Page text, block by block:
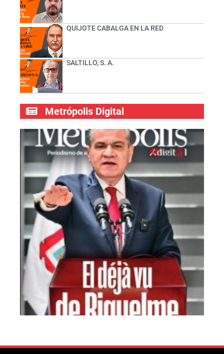
QUIJOTE CABALGA EN LA RED
SALTILLO, S. A.
Metrópolis Digital